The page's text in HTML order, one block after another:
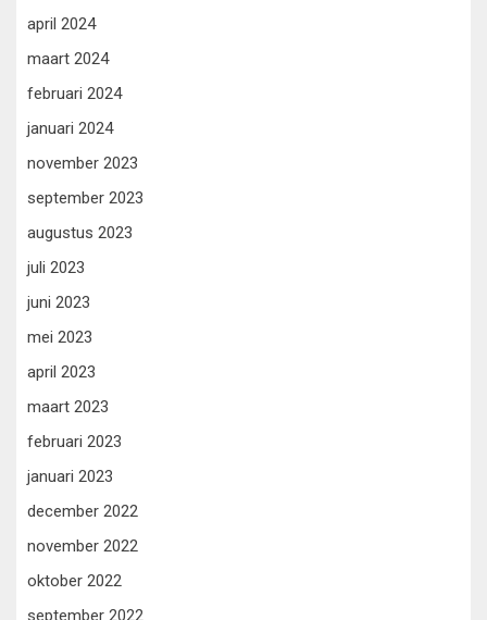
april 2024
maart 2024
februari 2024
januari 2024
november 2023
september 2023
augustus 2023
juli 2023
juni 2023
mei 2023
april 2023
maart 2023
februari 2023
januari 2023
december 2022
november 2022
oktober 2022
september 2022